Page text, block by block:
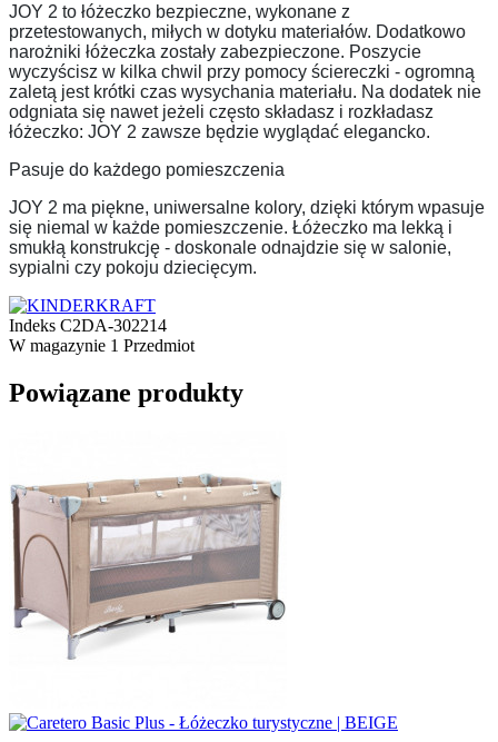
JOY 2 to łóżeczko bezpieczne, wykonane z
przetestowanych, miłych w dotyku materiałów. Dodatkowo
narożniki łóżeczka zostały zabezpieczone. Poszycie
wyczyścisz w kilka chwil przy pomocy ściereczki - ogromną
zaletą jest krótki czas wysychania materiału. Na dodatek nie
odgniata się nawet jeżeli często składasz i rozkładasz
łóżeczko: JOY 2 zawsze będzie wyglądać elegancko.
Pasuje do każdego pomieszczenia
JOY 2 ma piękne, uniwersalne kolory, dzięki którym wpasuje
się niemal w każde pomieszczenie. Łóżeczko ma lekką i
smukłą konstrukcję - doskonale odnajdzie się w salonie,
sypialni czy pokoju dziecięcym.
Indeks C2DA-302214
W magazynie 1 Przedmiot
Powiązane produkty